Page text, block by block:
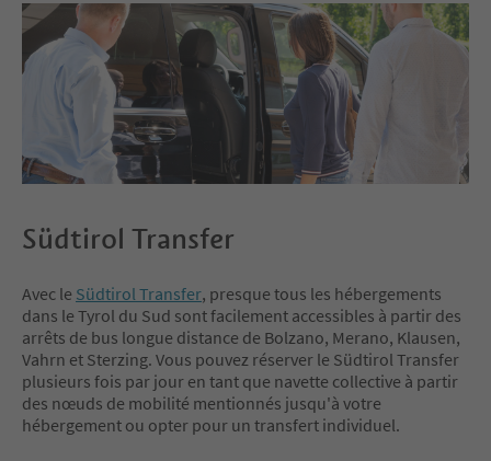
Südtirol Transfer
Avec le Südtirol Transfer, presque tous les hébergements
dans le Tyrol du Sud sont facilement accessibles à partir des
arrêts de bus longue distance de Bolzano, Merano, Klausen,
Vahrn et Sterzing. Vous pouvez réserver le Südtirol Transfer
plusieurs fois par jour en tant que navette collective à partir
des nœuds de mobilité mentionnés jusqu'à votre
hébergement ou opter pour un transfert individuel.